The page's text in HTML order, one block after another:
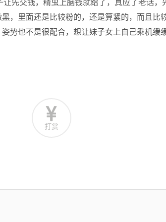
先交钱，精虫上脑钱就给了，真应了老话，
，里面还是比较粉的，还是算紧的，而且比
势也不是很配合，想让妹子女上自己乘机缓
打赏